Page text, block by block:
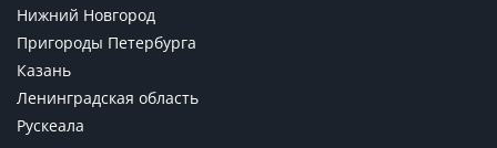
Нижний Новгород
Пригороды Петербурга
Казань
Ленинградская область
Рускеала